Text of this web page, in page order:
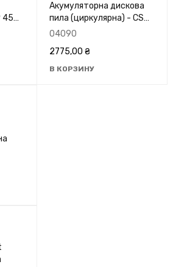
450
Акумуляторна дискова
пила (циркулярна) - CS
216,18В, 165мм, 4200 об/
04090
2775,00 ₴
В КОРЗИНУ